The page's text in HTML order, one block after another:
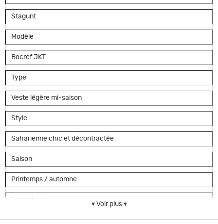
Stagunt
Modèle
Bocref JKT
Type
Veste légère mi-saison
Style
Saharienne chic et décontractée
Saison
Printemps / automne
Fermeture
Zip central avec patte de boutonnage
▾ Voir plus ▾